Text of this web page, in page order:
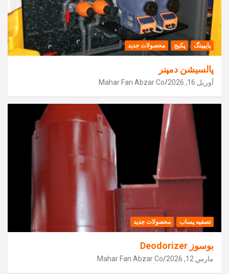
پایپینگ پکیج محصولات جدید
پالسیشن دمپنر
آوریل 16, 2026 Mahar Fan Abzar Co
تصفیه پساب محصولات جدید
بوسوز Deodorizer
مارس 12, 2026 Mahar Fan Abzar Co